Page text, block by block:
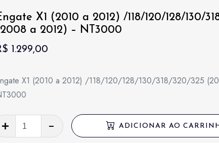
X1 (2010 a 2012) /118/120/128/130/
a 2012) – NT3000
1.299,00
X1 (2010 a 2012) /118/120/128/130/318/320/325
ADICIONAR AO